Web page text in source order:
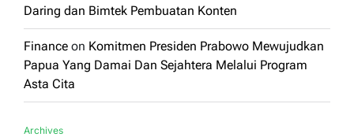
Daring dan Bimtek Pembuatan Konten
Finance on Komitmen Presiden Prabowo Mewujudkan
Papua Yang Damai Dan Sejahtera Melalui Program
Asta Cita
Archives